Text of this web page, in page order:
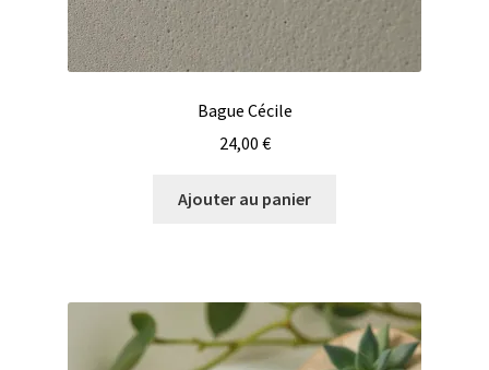
Bague Cécile
24,00 €
Ajouter au panier